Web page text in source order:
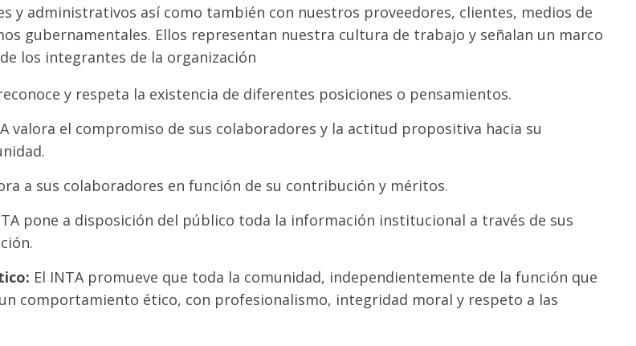
y administrativos así como también con nuestros proveedores, clientes, medios de
gubernamentales. Ellos representan nuestra cultura de trabajo y señalan un marco
los integrantes de la organización
y respeta la existencia de diferentes posiciones o pensamientos.
valora el compromiso de sus colaboradores y la actitud propositiva hacia su
a sus colaboradores en función de su contribución y méritos.
pone a disposición del público toda la información institucional a través de sus
El INTA promueve que toda la comunidad, independientemente de la función que
comportamiento ético, con profesionalismo, integridad moral y respeto a las